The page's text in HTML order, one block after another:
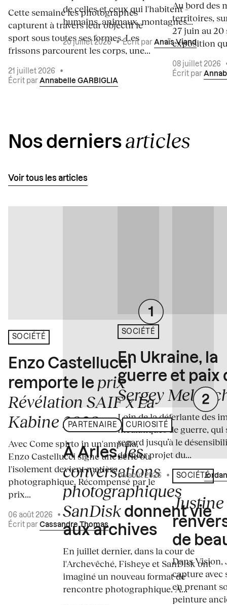
Cette semaine les photographes
capturent à travers leur objectif le
sport sous toutes ses formes. Les
frissons parcourent les corps, une...
21 juillet 2026
•
Écrit par Annabelle GARBIGLIA
de celles et ceux qui l'habitent –
humains, animaux, montagnes...
20 juillet 2026•Écrit par Anaïs Viand
Au bord des
territoires,
27 juin au 20
exposition
08 juillet 2026
Écrit par
Nos derniers articles
Voir tous les articles
SOCIÉTÉ
Enzo Castellucci
remporte le prix
Révélation SAIF x La
Kabine 2026
Avec Come spirto in un'ampolla,
Enzo Castellucci signe une série où
l'isolement devient matière
photographique. Récompensé par le
prix...
06 août 2026
•
Écrit par Cassandre Thomas
PARTENAIRE CURIOSITÉ
À Arles,les
conversations
photographiques
SanDisk donnent vie
aux archives
En juillet dernier, dans la cour de
l'Archevêché, Fisheye et SanDisk ont
imaginé un nouveau format de
rencontre photographique. À...
SOCIÉTÉ
En Ukraine, la
guerre et paix
Sergey
Loin de la déferlante des
médiatiques de guerre, qui
regard jusqu’à le
dernier projet du...
04 août 2026 • Écrit par
SOCIÉTÉ
de
Dans
capture avec
en prenant
peinture